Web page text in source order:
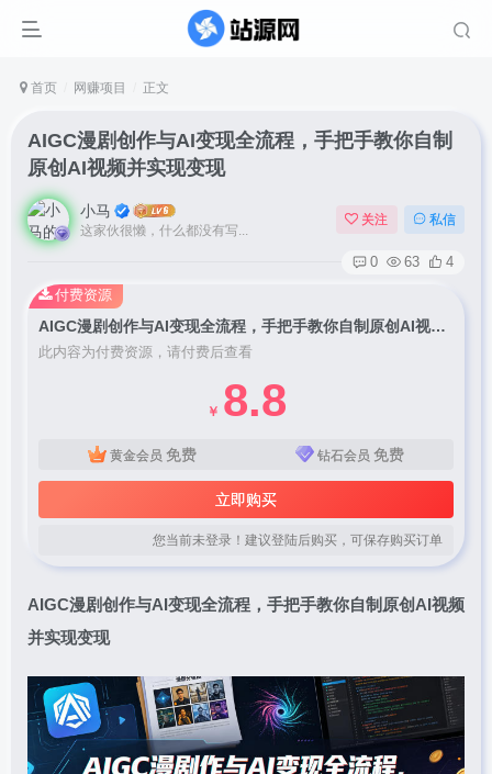
首页 网赚项目 正文
AIGC漫剧创作与AI变现全流程，手把手教你自制
原创AI视频并实现变现
小马
这家伙很懒，什么都没有写...
关注 私信
0 63 4
AIGC漫剧创作与AI变现全流程，手把手教你自制原创AI视频并实现变现
此内容为付费资源，请付费后查看
￥ 8.8
黄金会员 免费 钻石会员 免费
立即购买
您当前未登录！建议登陆后购买，可保存购买订单
付费资源
AIGC漫剧创作与AI变现全流程，手把手教你自制原创AI视频
并实现变现